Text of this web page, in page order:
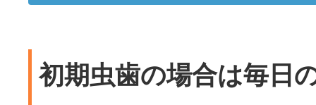
初期虫歯の場合は毎日